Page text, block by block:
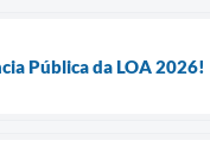
Pública da LOA 2026!